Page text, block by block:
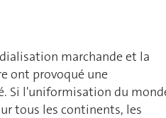
marchande et la
ont provoqué une
Si l'uniformisation du
tous les continents, les